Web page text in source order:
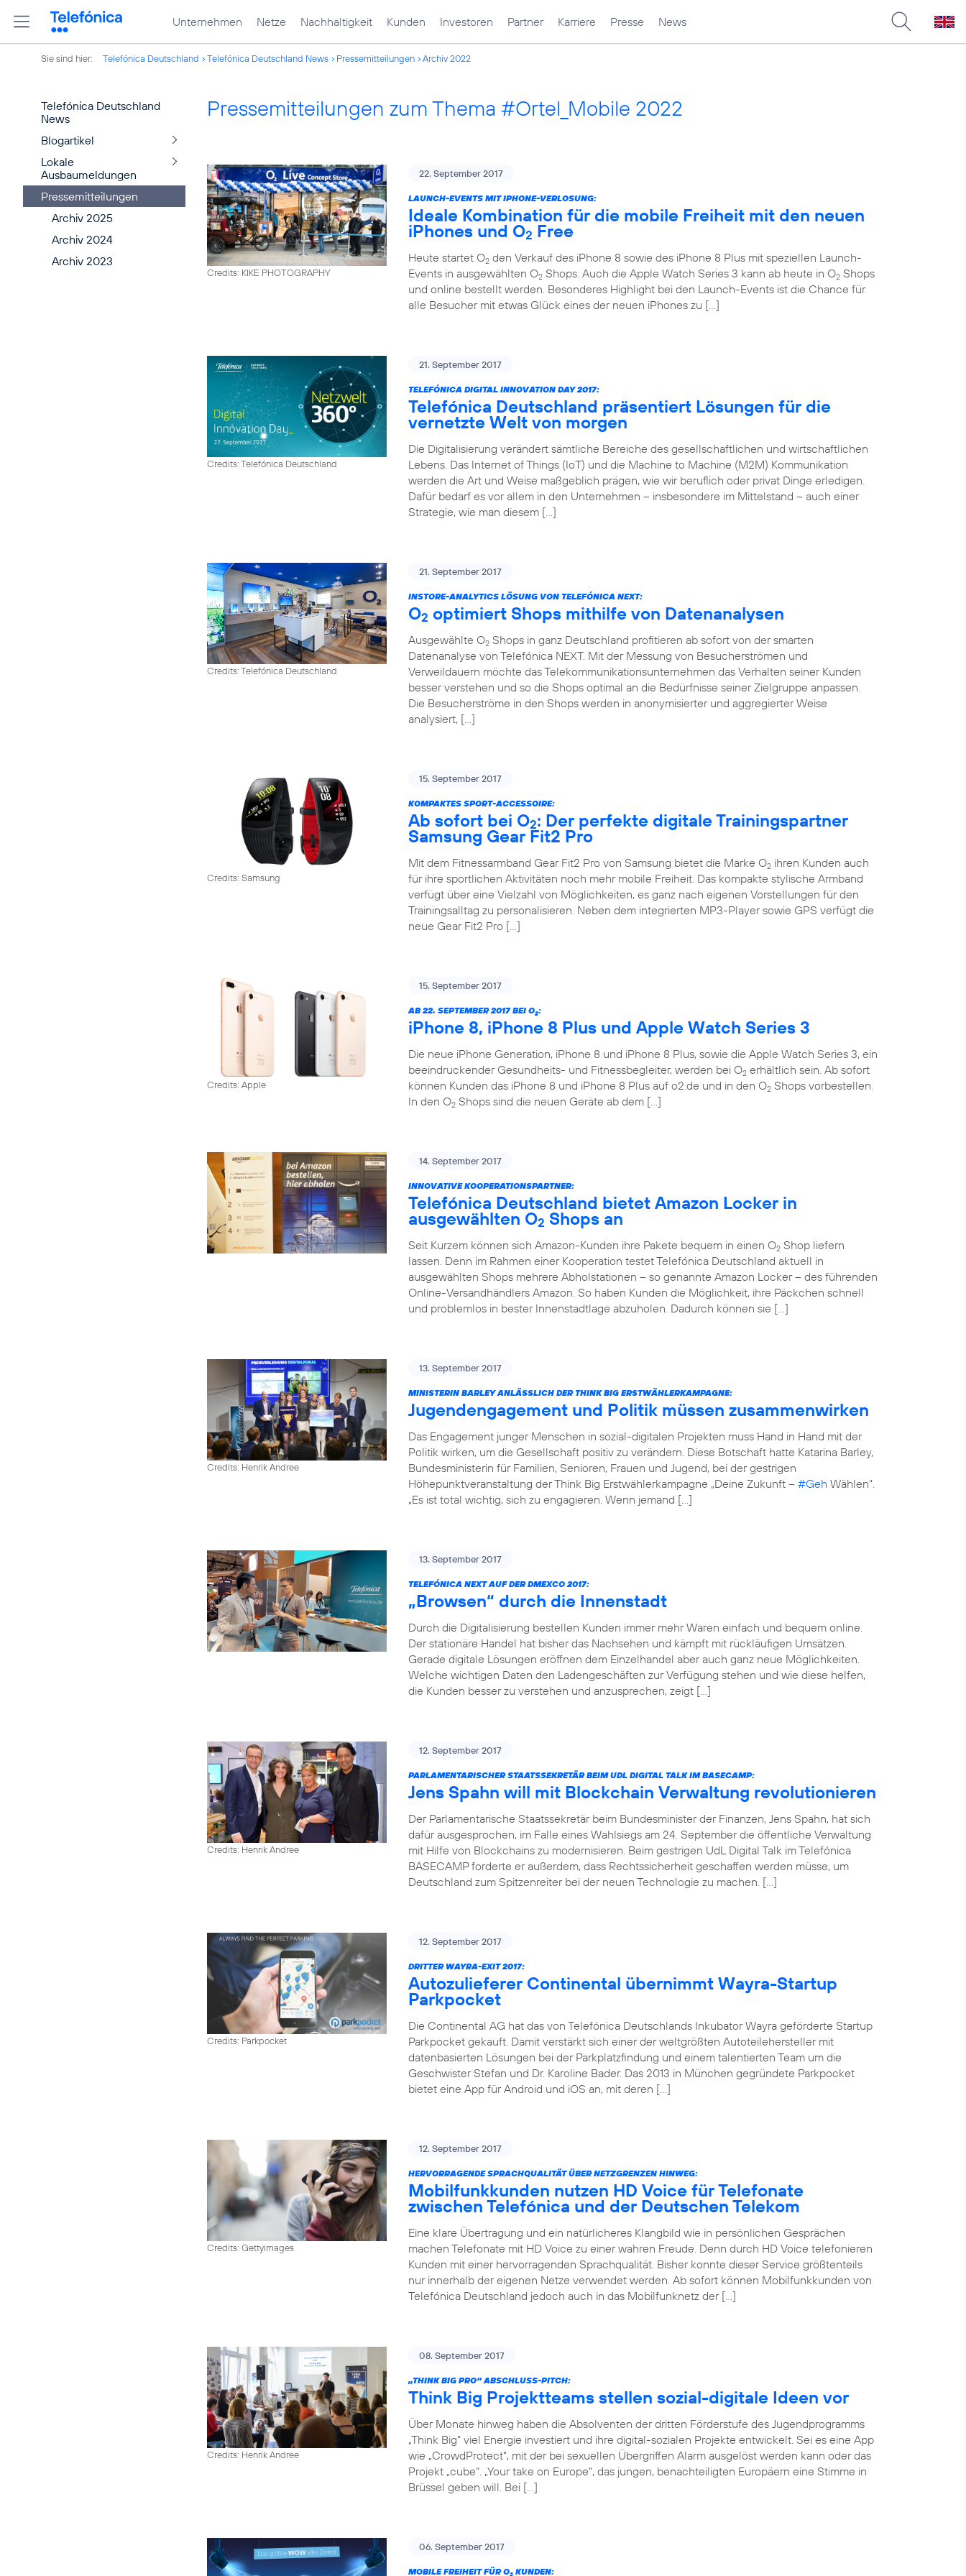
Unternehmen Netze Nachhaltigkeit Kunden Investoren Partner Karriere Presse News
Sie sind hier: Telefónica Deutschland Telefónica Deutschland News Pressemitteilungen Archiv 2022
Telefónica Deutschland
News
Blogartikel
Lokale
Ausbaumeldungen
Pressemitteilungen
Archiv 2025
Archiv 2024
Archiv 2023
Pressemitteilungen zum Thema #Ortel_Mobile 2022
Credits: KIKE PHOTOGRAPHY
22. September 2017
LAUNCH-EVENTS MIT IPHONE-VERLOSUNG:
Ideale Kombination für die mobile Freiheit mit den neuen
iPhones und O2 Free
Heute startet O2 den Verkauf des iPhone 8 sowie des iPhone 8 Plus mit speziellen Launch-
Events in ausgewählten O2 Shops. Auch die Apple Watch Series 3 kann ab heute in O2 Shops
und online bestellt werden. Besonderes Highlight bei den Launch-Events ist die Chance für
alle Besucher mit etwas Glück eines der neuen iPhones zu […]
Credits: Telefónica Deutschland
21. September 2017
TELEFÓNICA DIGITAL INNOVATION DAY 2017:
Telefónica Deutschland präsentiert Lösungen für die
vernetzte Welt von morgen
Die Digitalisierung verändert sämtliche Bereiche des gesellschaftlichen und wirtschaftlichen
Lebens. Das Internet of Things (IoT) und die Machine to Machine (M2M) Kommunikation
werden die Art und Weise maßgeblich prägen, wie wir beruflich oder privat Dinge erledigen.
Dafür bedarf es vor allem in den Unternehmen – insbesondere im Mittelstand – auch einer
Strategie, wie man diesem […]
Credits: Telefónica Deutschland
21. September 2017
INSTORE-ANALYTICS LÖSUNG VON TELEFÓNICA NEXT:
O2 optimiert Shops mithilfe von Datenanalysen
Ausgewählte O2 Shops in ganz Deutschland profitieren ab sofort von der smarten
Datenanalyse von Telefónica NEXT. Mit der Messung von Besucherströmen und
Verweildauern möchte das Telekommunikationsunternehmen das Verhalten seiner Kunden
besser verstehen und so die Shops optimal an die Bedürfnisse seiner Zielgruppe anpassen.
Die Besucherströme in den Shops werden in anonymisierter und aggregierter Weise
analysiert, […]
Credits: Samsung
15. September 2017
KOMPAKTES SPORT-ACCESSOIRE:
Ab sofort bei O2: Der perfekte digitale Trainingspartner
Samsung Gear Fit2 Pro
Mit dem Fitnessarmband Gear Fit2 Pro von Samsung bietet die Marke O2 ihren Kunden auch
für ihre sportlichen Aktivitäten noch mehr mobile Freiheit. Das kompakte stylische Armband
verfügt über eine Vielzahl von Möglichkeiten, es ganz nach eigenen Vorstellungen für den
Trainingsalltag zu personalisieren. Neben dem integrierten MP3-Player sowie GPS verfügt die
neue Gear Fit2 Pro […]
Credits: Apple
15. September 2017
AB 22. SEPTEMBER 2017 BEI O2:
iPhone 8, iPhone 8 Plus und Apple Watch Series 3
Die neue iPhone Generation, iPhone 8 und iPhone 8 Plus, sowie die Apple Watch Series 3, ein
beeindruckender Gesundheits- und Fitnessbegleiter, werden bei O2 erhältlich sein. Ab sofort
können Kunden das iPhone 8 und iPhone 8 Plus auf o2.de und in den O2 Shops vorbestellen.
In den O2 Shops sind die neuen Geräte ab dem […]
14. September 2017
INNOVATIVE KOOPERATIONSPARTNER:
Telefónica Deutschland bietet Amazon Locker in
ausgewählten O2 Shops an
Seit Kurzem können sich Amazon-Kunden ihre Pakete bequem in einen O2 Shop liefern
lassen. Denn im Rahmen einer Kooperation testet Telefónica Deutschland aktuell in
ausgewählten Shops mehrere Abholstationen – so genannte Amazon Locker – des führenden
Online-Versandhändlers Amazon. So haben Kunden die Möglichkeit, ihre Päckchen schnell
und problemlos in bester Innenstadtlage abzuholen. Dadurch können sie […]
Credits: Henrik Andree
13. September 2017
MINISTERIN BARLEY ANLÄSSLICH DER THINK BIG ERSTWÄHLERKAMPAGNE:
Jugendengagement und Politik müssen zusammenwirken
Das Engagement junger Menschen in sozial-digitalen Projekten muss Hand in Hand mit der
Politik wirken, um die Gesellschaft positiv zu verändern. Diese Botschaft hatte Katarina Barley,
Bundesministerin für Familien, Senioren, Frauen und Jugend, bei der gestrigen
Höhepunktveranstaltung der Think Big Erstwählerkampagne „Deine Zukunft – #Geh Wählen“.
„Es ist total wichtig, sich zu engagieren. Wenn jemand […]
13. September 2017
TELEFÓNICA NEXT AUF DER DMEXCO 2017:
„Browsen“ durch die Innenstadt
Durch die Digitalisierung bestellen Kunden immer mehr Waren einfach und bequem online.
Der stationäre Handel hat bisher das Nachsehen und kämpft mit rückläufigen Umsätzen.
Gerade digitale Lösungen eröffnen dem Einzelhandel aber auch ganz neue Möglichkeiten.
Welche wichtigen Daten den Ladengeschäften zur Verfügung stehen und wie diese helfen,
die Kunden besser zu verstehen und anzusprechen, zeigt […]
Credits: Henrik Andree
12. September 2017
PARLAMENTARISCHER STAATSSEKRETÄR BEIM UDL DIGITAL TALK IM BASECAMP:
Jens Spahn will mit Blockchain Verwaltung revolutionieren
Der Parlamentarische Staatssekretär beim Bundesminister der Finanzen, Jens Spahn, hat sich
dafür ausgesprochen, im Falle eines Wahlsiegs am 24. September die öffentliche Verwaltung
mit Hilfe von Blockchains zu modernisieren. Beim gestrigen UdL Digital Talk im Telefónica
BASECAMP forderte er außerdem, dass Rechtssicherheit geschaffen werden müsse, um
Deutschland zum Spitzenreiter bei der neuen Technologie zu machen. […]
Credits: Parkpocket
12. September 2017
DRITTER WAYRA-EXIT 2017:
Autozulieferer Continental übernimmt Wayra-Startup
Parkpocket
Die Continental AG hat das von Telefónica Deutschlands Inkubator Wayra geförderte Startup
Parkpocket gekauft. Damit verstärkt sich einer der weltgrößten Autoteilehersteller mit
datenbasierten Lösungen bei der Parkplatzfindung und einem talentierten Team um die
Geschwister Stefan und Dr. Karoline Bader. Das 2013 in München gegründete Parkpocket
bietet eine App für Android und iOS an, mit deren […]
Credits: Gettyimages
12. September 2017
HERVORRAGENDE SPRACHQUALITÄT ÜBER NETZGRENZEN HINWEG:
Mobilfunkkunden nutzen HD Voice für Telefonate
zwischen Telefónica und der Deutschen Telekom
Eine klare Übertragung und ein natürlicheres Klangbild wie in persönlichen Gesprächen
machen Telefonate mit HD Voice zu einer wahren Freude. Denn durch HD Voice telefonieren
Kunden mit einer hervorragenden Sprachqualität. Bisher konnte dieser Service größtenteils
nur innerhalb der eigenen Netze verwendet werden. Ab sofort können Mobilfunkkunden von
Telefónica Deutschland jedoch auch in das Mobilfunknetz der […]
Credits: Henrik Andree
08. September 2017
„THINK BIG PRO“ ABSCHLUSS-PITCH:
Think Big Projektteams stellen sozial-digitale Ideen vor
Über Monate hinweg haben die Absolventen der dritten Förderstufe des Jugendprogramms
„Think Big“ viel Energie investiert und ihre digital-sozialen Projekte entwickelt. Sei es eine App
wie „CrowdProtect“, mit der bei sexuellen Übergriffen Alarm ausgelöst werden kann oder das
Projekt „cube“. „Your take on Europe“, das jungen, benachteiligten Europäern eine Stimme in
Brüssel geben will. Bei […]
06. September 2017
MOBILE FREIHEIT FÜR O2 KUNDEN: